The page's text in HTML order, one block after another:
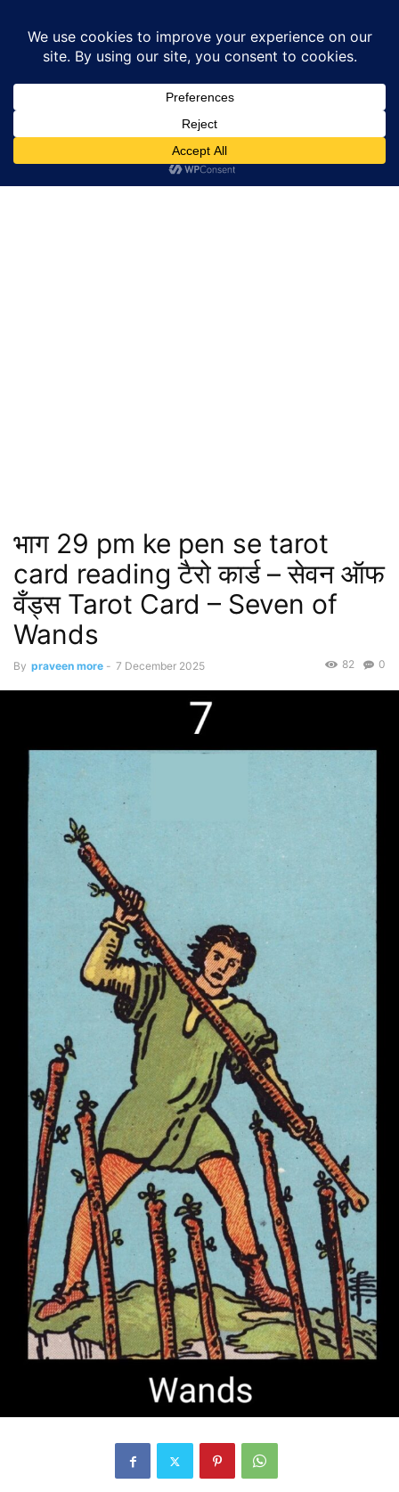
भाग 29 pm ke pen se tarot
card reading टैरो कार्ड – सेवन ऑफ
वँड्स Tarot Card – Seven of
Wands
By praveen more - 7 December 2025 0
82